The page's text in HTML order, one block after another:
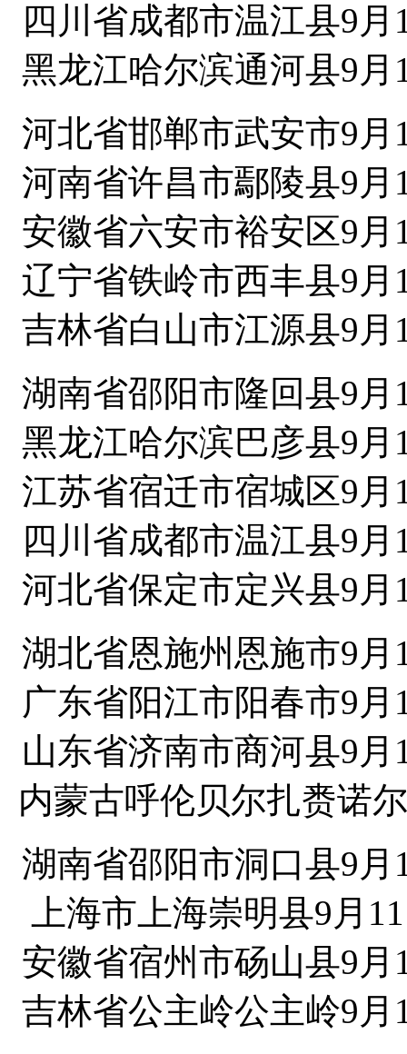
四川省成都市温江县9
黑龙江哈尔滨通河县9
河北省邯郸市武安市9
河南省许昌市鄢陵县9
安徽省六安市裕安区9
辽宁省铁岭市西丰县9
吉林省白山市江源县9
湖南省邵阳市隆回县9
黑龙江哈尔滨巴彦县9
江苏省宿迁市宿城区9
四川省成都市温江县9
河北省保定市定兴县9
湖北省恩施州恩施市9
广东省阳江市阳春市9
山东省济南市商河县9
内蒙古呼伦贝尔扎赉诺
湖南省邵阳市洞口县9
上海市上海崇明县9
安徽省宿州市砀山县9
吉林省公主岭公主岭9